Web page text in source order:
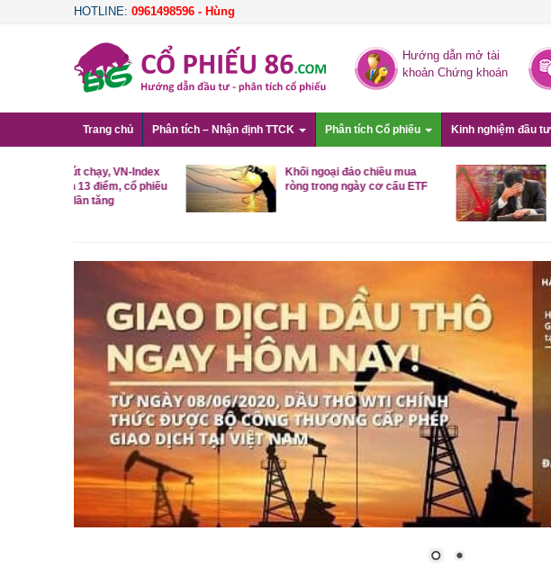
HOTLINE: 0961498596 - Hùng
Hướng dẫn mở tài
khoản Chứng khoán
Trang chủ Phân tích – Nhận định TTCK Phân tích Cổ phiếu Kinh nghiệm đầu tư
Khối ngoại đảo chiều mua
ròng trong ngày cơ cấu ETF
Khối ngoại tiếp đà
hàng trăm tỷ đồng
14/9